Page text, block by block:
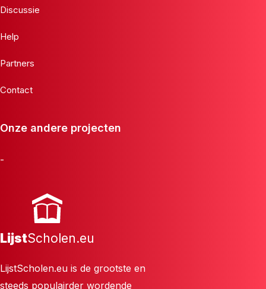
Discussie
Help
Partners
Contact
Onze andere projecten
-
LijstScholen.eu
LijstScholen.eu is de grootste en
steeds populairder wordende